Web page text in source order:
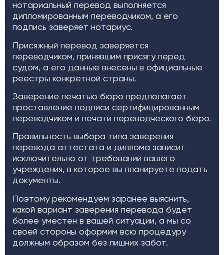
нотариальный перевод выполняется
дипломированным переводчиком, а его
подпись заверяет нотариус.
Присяжный перевод заверяется
переводчиком, принявшим присягу перед
судом, а его данные внесены в официальные
реестры конкретной страны.
Заверение печатью бюро предполагает
проставление подписи сертифицированным
переводчиком и печати переводческого бюро.
Правильность выбора типа заверения
перевода аттестата и диплома зависит
исключительно от требований вашего
учреждения, в которое вы планируете подать
документы.
Поэтому рекомендуем заранее выяснить,
какой вариант заверения перевода будет
более уместен в вашей ситуации, а мы со
своей стороны оформим всю процедуру
должным образом без лишних забот.